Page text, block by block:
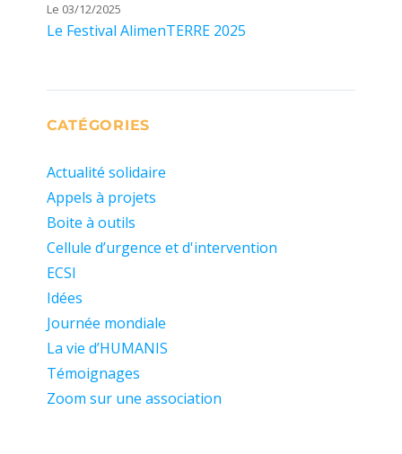
Le 03/12/2025
Le Festival AlimenTERRE 2025
CATÉGORIES
Actualité solidaire
Appels à projets
Boite à outils
Cellule d’urgence et d'intervention
ECSI
Idées
Journée mondiale
La vie d’HUMANIS
Témoignages
Zoom sur une association